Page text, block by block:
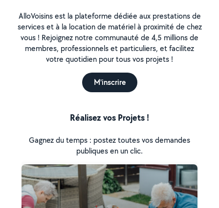
AlloVoisins est la plateforme dédiée aux prestations de
services et à la location de matériel à proximité de chez
vous ! Rejoignez notre communauté de 4,5 millions de
membres, professionnels et particuliers, et facilitez
votre quotidien pour tous vos projets !
M'inscrire
Réalisez vos Projets !
Gagnez du temps : postez toutes vos demandes
publiques en un clic.